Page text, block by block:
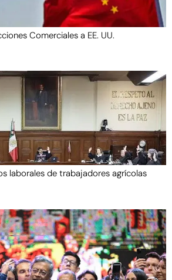
Comerciales a EE. UU.
laborales de trabajadores agrícolas